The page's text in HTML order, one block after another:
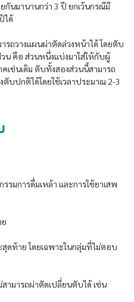
นมานานกว่า 3 ปี ยกเว้นกรณีมี
ได้
ถวางแผนผ่าตัดล่วงหน้าได้ โดยตับ
น คือ ส่วนหนึ่งแบ่งมาใส่ให้กับผู้
เช่นเดิม ตับทั้งสองส่วนนี้สามารถ
ตับปกติได้โดยใช้เวลาประมาณ 2-3
มการดื่มเหล้า และการใช้ยาเสพ
ดท้าย โดยเฉพาะในกลุ่มที่ไม่ตอบ
ามารถผ่าตัดเปลี่ยนตับได้ เช่น